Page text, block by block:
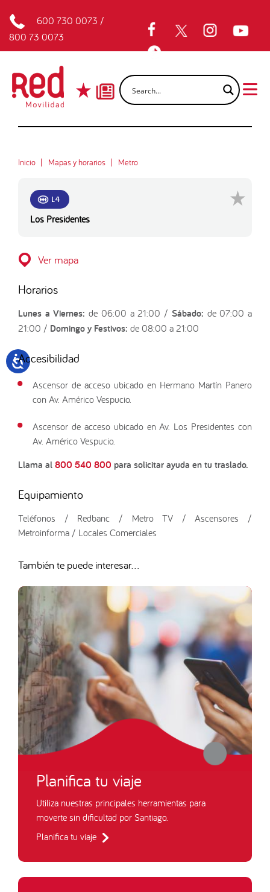
600 730 0073 /
800 73 0073
Inicio Mapas y horarios Metro
L4
Los Presidentes
Ver mapa
Horarios
Lunes a Viernes: de 06:00 a 21:00 / Sábado: de 07:00 a
21:00 / Domingo y Festivos: de 08:00 a 21:00
Accesibilidad
Ascensor de acceso ubicado en Hermano Martín Panero
con Av. Américo Vespucio.
Ascensor de acceso ubicado en Av. Los Presidentes con
Av. Américo Vespucio.
Llama al800 540 800 para solicitar ayuda en tu traslado.
Equipamiento
Teléfonos / Redbanc / Metro TV / Ascensores /
Metroinforma / Locales Comerciales
También te puede interesar...
Planifica tu viaje
Utiliza nuestras principales herramientas para
moverte sin dificultad por Santiago.
Planifica tu viaje